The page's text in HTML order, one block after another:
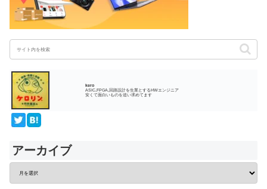
kero
ASIC,FPGA,回路設計を生業とするHWエンジニア
安くて面白いものを追い求めてます
アーカイブ